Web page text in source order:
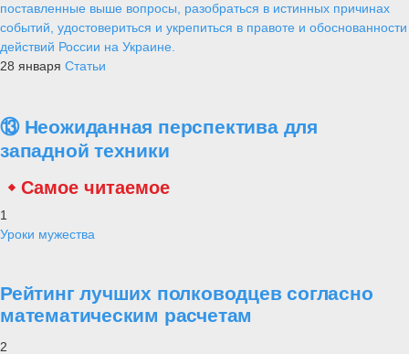
поставленные выше вопросы, разобраться в истинных причинах
событий, удостовериться и укрепиться в правоте и обоснованности
действий России на Украине.
28 января Статьи
⑬ Неожиданная перспектива для
западной техники
Самое читаемое
1
Уроки мужества
Рейтинг лучших полководцев согласно
математическим расчетам
2